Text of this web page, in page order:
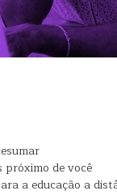
de você
a educação a